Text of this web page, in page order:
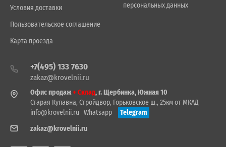
Условия доставки
Пользовательское соглашение
Карта проезда
персональных данных
+7(495) 133 7630
zakaz@krovelnii.ru
Офис продаж+ Склад, г. Щербинка, Южная 10
Старая Купавна, Стройдвор, Горьковское ш., 25км от МКАД
info@krovelnii.ru Whatsapp
Telegram
zakaz@krovelnii.ru